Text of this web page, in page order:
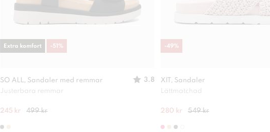
SO ALL, Sandaler med remmar
3.8
Justerbara remmar
245 kr 499 kr
Extra komfort -51 %
XIT, Sandaler
Lättmatchad
280 kr 549 kr
-49%